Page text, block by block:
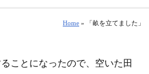
Home » 「畝を立てました」
ことになったので、空いた田